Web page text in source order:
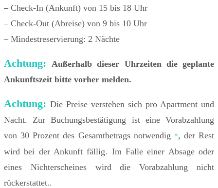
– Check-In (Ankunft) von 15 bis 18 Uhr
– Check-Out (Abreise) von 9 bis 10 Uhr
– Mindestreservierung: 2 Nächte
Achtung:
Außerhalb dieser Uhrzeiten die geplante
Ankunftszeit bitte vorher melden.
Achtung: Die Preise verstehen sich pro Apartment und
Nacht. Zur Buchungsbestätigung ist eine Vorabzahlung
von 30 Prozent des Gesamtbetrags notwendig *, der Rest
wird bei der Ankunft fällig. Im Falle einer Absage oder
eines Nichterscheines wird die Vorabzahlung nicht
rückerstattet..